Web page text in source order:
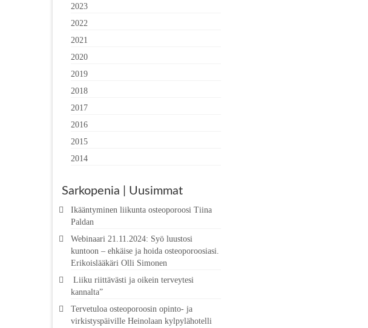
2023
2022
2021
2020
2019
2018
2017
2016
2015
2014
Sarkopenia | Uusimmat
Ikääntyminen liikunta osteoporoosi Tiina
Paldan
Webinaari 21.11.2024: Syö luustosi
kuntoon – ehkäise ja hoida osteoporoosiasi.
Erikoislääkäri Olli Simonen
Liiku riittävästi ja oikein terveytesi
kannalta”
Tervetuloa osteoporoosin opinto- ja
virkistyspäiville Heinolaan kylpylähotelli